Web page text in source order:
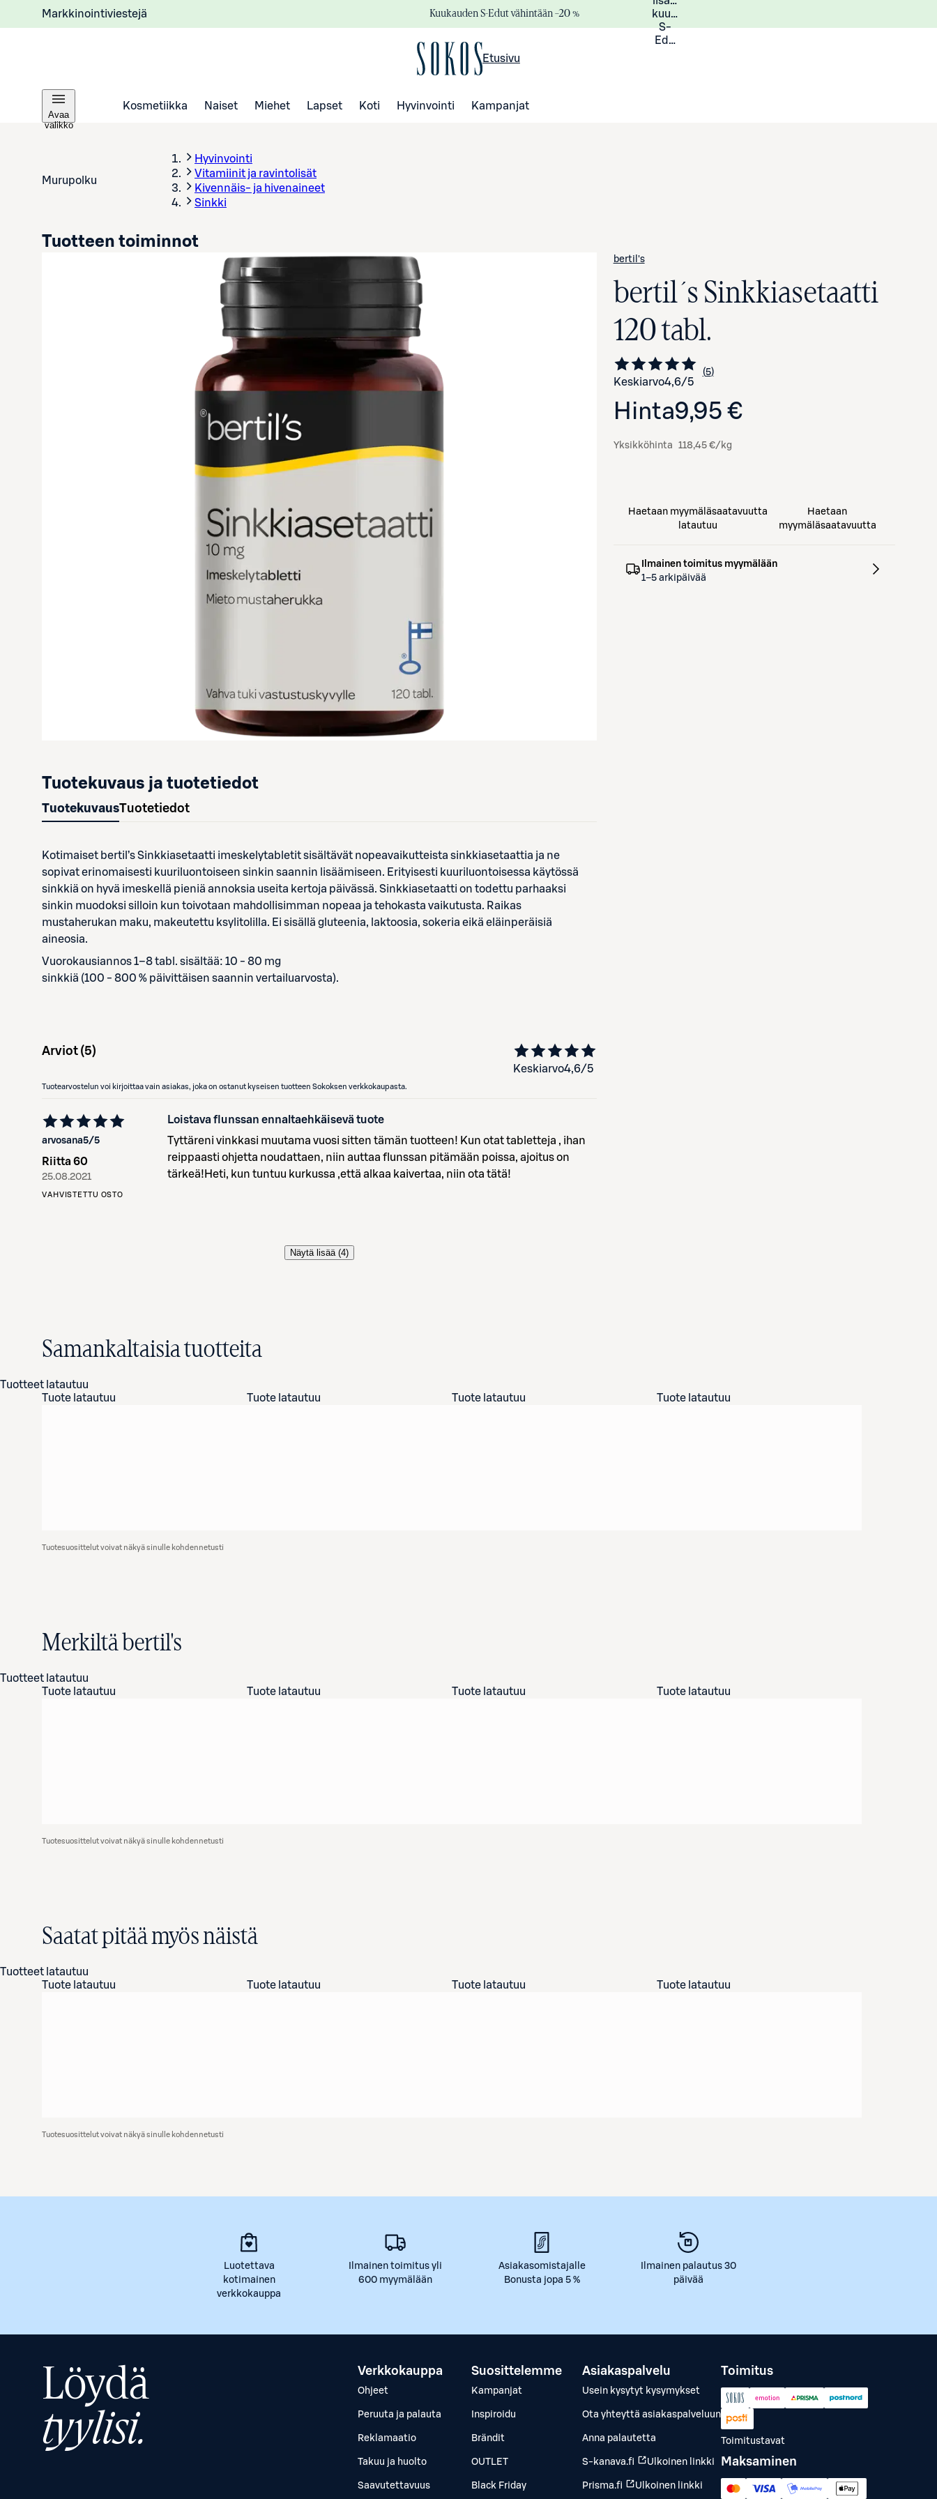
Markkinointiviestejä Kuukauden S-Edut vähintään –20 %
kuukauden
S-
Eduista
Etusivu
Avaa
valikko
Kosmetiikka Naiset Miehet Lapset Koti Hyvinvointi Kampanjat
Murupolku
Hyvinvointi
Vitamiinit ja ravintolisät
Kivennäis- ja hivenaineet
Sinkki
bertil's
bertil´s Sinkkiasetaatti
120 tabl.
Keskiarvo4,6/5 Siirry arvioihin
5
kappaletta
Hinta9,95 €
Yksikköhinta 118,45 €/kg
Tuotteen toiminnot
Haetaan myymäläsaatavuutta
latautuu
Haetaan
myymäläsaatavuutta
Ilmainen toimitus myymälään
1–5 arkipäivää
Tuotekuvaus ja tuotetiedot
TuotekuvausTuotetiedot
Kotimaiset bertil’s Sinkkiasetaatti imeskelytabletit sisältävät nopeavaikutteista sinkkiasetaattia ja ne
sopivat erinomaisesti kuuriluontoiseen sinkin saannin lisäämiseen. Erityisesti kuuriluontoisessa käytössä
sinkkiä on hyvä imeskellä pieniä annoksia useita kertoja päivässä. Sinkkiasetaatti on todettu parhaaksi
sinkin muodoksi silloin kun toivotaan mahdollisimman nopeaa ja tehokasta vaikutusta. Raikas
mustaherukan maku, makeutettu ksylitolilla. Ei sisällä gluteenia, laktoosia, sokeria eikä eläinperäisiä
aineosia.
Vuorokausiannos 1–8 tabl. sisältää: 10 - 80 mg
sinkkiä (100 - 800 % päivittäisen saannin vertailuarvosta).
Arviot (5)
Keskiarvo4,6/5
Tuotearvostelun voi kirjoittaa vain asiakas, joka on ostanut kyseisen tuotteen Sokoksen verkkokaupasta.
arvosana5/5
Riitta 60
25.08.2021
VAHVISTETTU OSTO
Loistava flunssan ennaltaehkäisevä tuote
Tyttäreni vinkkasi muutama vuosi sitten tämän tuotteen! Kun otat tabletteja , ihan
reippaasti ohjetta noudattaen, niin auttaa flunssan pitämään poissa, ajoitus on
tärkeä!Heti, kun tuntuu kurkussa ,että alkaa kaivertaa, niin ota tätä!
Näytä lisää (4)
Samankaltaisia tuotteita
Tuotteet latautuu
Tuote latautuu
Tuote latautuu Tuote latautuu Tuote latautuu
Tuotesuosittelut voivat näkyä sinulle kohdennetusti
Merkiltä bertil's
Tuotteet latautuu
Tuote latautuu
Tuote latautuu Tuote latautuu Tuote latautuu
Tuotesuosittelut voivat näkyä sinulle kohdennetusti
Saatat pitää myös näistä
Tuotteet latautuu
Tuote latautuu
Tuote latautuu Tuote latautuu Tuote latautuu
Tuotesuosittelut voivat näkyä sinulle kohdennetusti
Luotettava
kotimainen
verkkokauppa
Ilmainen toimitus yli
600 myymälään
Asiakasomistajalle
Bonusta jopa 5 %
Ilmainen palautus 30
päivää
Löydä
tyylisi.
Verkkokauppa
Ohjeet
Peruuta ja palauta
Reklamaatio
Takuu ja huolto
Saavutettavuus
Suosittelemme
Kampanjat
Inspiroidu
Brändit
OUTLET
Black Friday
Asiakaspalvelu
Usein kysytyt kysymykset
Ota yhteyttä asiakaspalveluun
Anna palautetta
S-kanava.fi Ulkoinen linkki
Prisma.fi Ulkoinen linkki
Toimitus
Toimitustavat
Maksaminen